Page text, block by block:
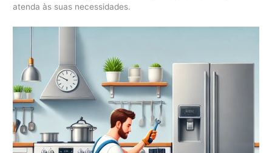
atenda às suas necessidades.